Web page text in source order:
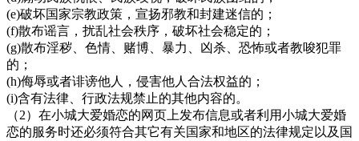
(e)破坏国家宗教政策，宣扬邪教和封建迷信的；
(f)散布谣言，扰乱社会秩序，破坏社会稳定的；
(g)散布淫秽、色情、赌博、暴力、凶杀、恐怖或者教唆犯罪
的；
(h)侮辱或者诽谤他人，侵害他人合法权益的；
(i)含有法律、行政法规禁止的其他内容的。
（2）在小城大爱婚恋的网页上发布信息或者利用小城大爱婚
恋的服务时还必须符合其它有关国家和地区的法律规定以及国